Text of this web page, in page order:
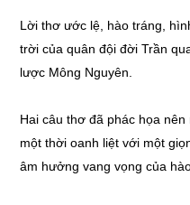
Lời thơ ước lệ, hào tráng,
trời của quân đội đời Trần
lược Mông Nguyên.
Hai câu thơ đã phác họa
một thời oanh liệt với một
âm hưởng vang vọng của